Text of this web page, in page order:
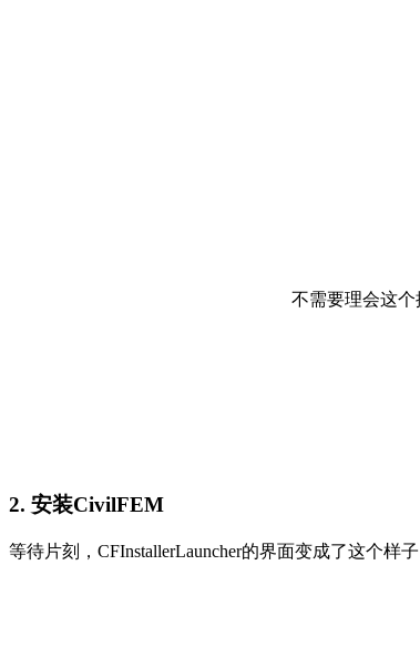
不需要理会这个
2. 安装CivilFEM
等待片刻，CFInstallerLauncher的界面变成了这个样